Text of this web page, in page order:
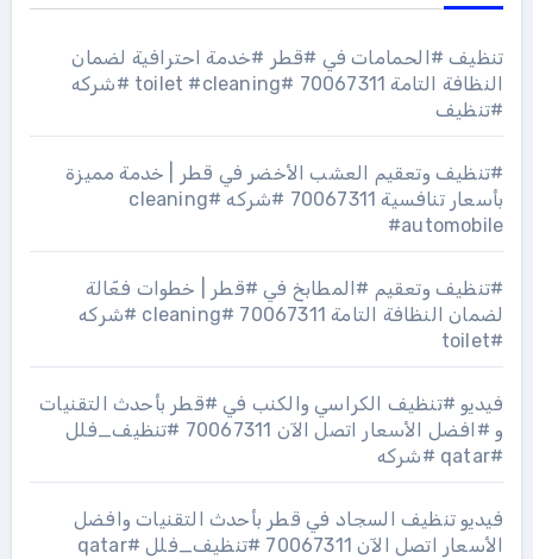
تنظيف #الحمامات في #قطر #خدمة احترافية لضمان
النظافة التامة 70067311 #toilet #cleaning #شركه
#تنظيف
#تنظيف وتعقيم العشب الأخضر في قطر | خدمة مميزة
بأسعار تنافسية 70067311 #شركه #cleaning
#automobile
#تنظيف وتعقيم #المطابخ في #قطر | خطوات فعّالة
لضمان النظافة التامة 70067311 #cleaning #شركه
#toilet
فيديو #تنظيف الكراسي والكنب في #قطر بأحدث التقنيات
و #افضل الأسعار اتصل الآن 70067311 #تنظيف_فلل
#qatar #شركه
فيديو تنظيف السجاد في قطر بأحدث التقنيات وافضل
الأسعار اتصل الآن 70067311 #تنظيف_فلل #qatar